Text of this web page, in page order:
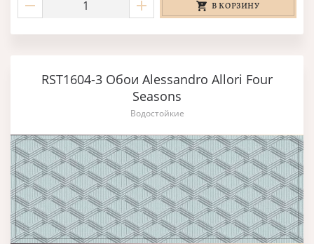
В КОРЗИНУ
RST1604-3 Обои Alessandro Allori Four
Seasons
Водостойкие